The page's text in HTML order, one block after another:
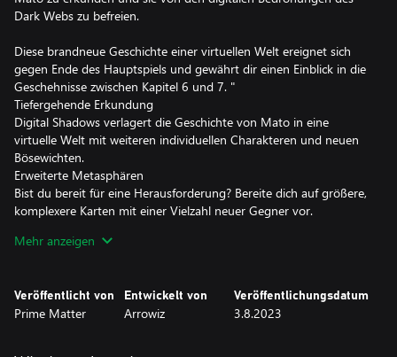
Dark Webs zu befreien.
Diese brandneue Geschichte einer virtuellen Welt ereignet sich
gegen Ende des Hauptspiels und gewährt dir einen Einblick in die
Geschehnisse zwischen Kapitel 6 und 7. "
Tiefergehende Erkundung
Digital Shadows verlagert die Geschichte von Mato in eine
virtuelle Welt mit weiteren individuellen Charakteren und neuen
Bösewichten.
Erweiterte Metasphären
Bist du bereit für eine Herausforderung? Bereite dich auf größere,
komplexere Karten mit einer Vielzahl neuer Gegner vor.
Du glaubst, du hast eine funktionierende Strategie für all deine
Bandbreite an Optionen zur Verfügung, um deine Gegner zu
übertrumpfen.
Mehr anzeigen
Veröffentlicht von
Prime Matter
Entwickelt von
Arrowiz
Veröffentlichungsdatum
3.8.2023